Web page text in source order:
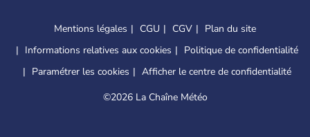
Mentions légales CGU CGV
Plan du site
Informations relatives aux cookies
Politique de confidentialité
Paramétrer les cookies
Afficher le centre de confidentialité
©2026 La Chaîne Météo